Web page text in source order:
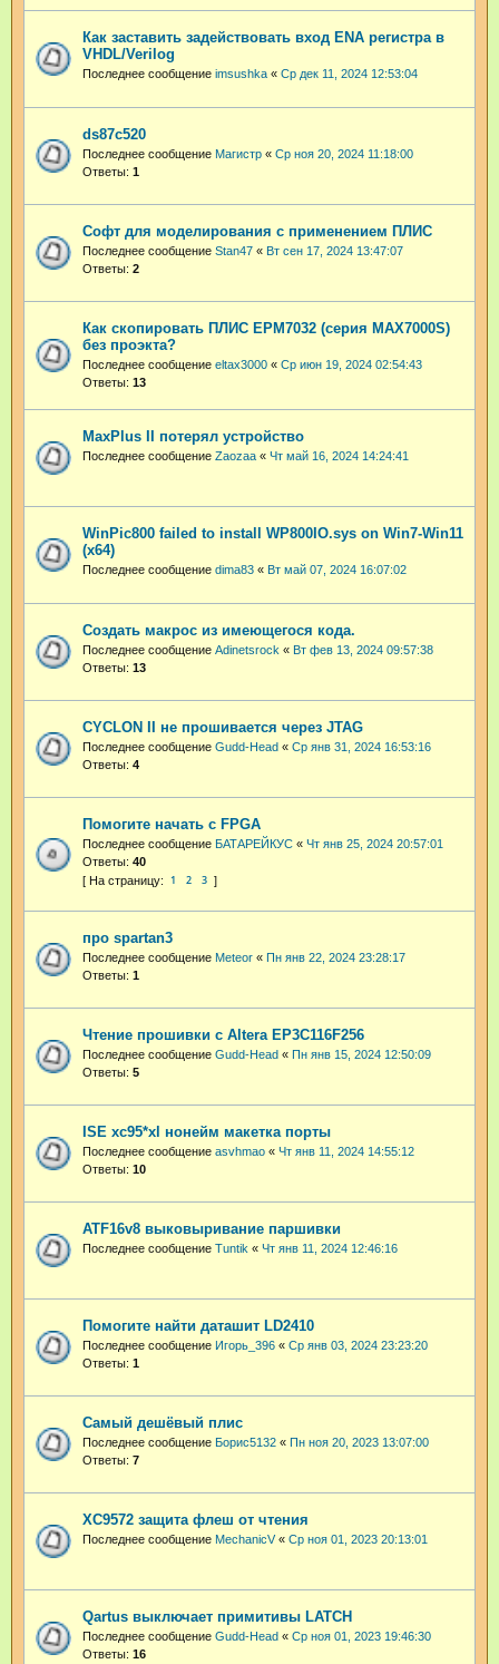
Как заставить задействовать вход ENA регистра в
VHDL/Verilog
Последнее сообщение imsushka « Ср дек 11, 2024 12:53:04
ds87c520
Последнее сообщение Магистр « Ср ноя 20, 2024 11:18:00
Ответы: 1
Софт для моделирования с применением ПЛИС
Последнее сообщение Stan47 « Вт сен 17, 2024 13:47:07
Ответы: 2
Как скопировать ПЛИС EPM7032 (серия MAX7000S)
без проэкта?
Последнее сообщение eltax3000 « Ср июн 19, 2024 02:54:43
Ответы: 13
MaxPlus II потерял устройство
Последнее сообщение Zaozaa « Чт май 16, 2024 14:24:41
WinPic800 failed to install WP800IO.sys on Win7-Win11
(x64)
Последнее сообщение dima83 « Вт май 07, 2024 16:07:02
Создать макрос из имеющегося кода.
Последнее сообщение Adinetsrock « Вт фев 13, 2024 09:57:38
Ответы: 13
CYCLON II не прошивается через JTAG
Последнее сообщение Gudd-Head « Ср янв 31, 2024 16:53:16
Ответы: 4
Помогите начать с FPGA
Последнее сообщение БАТАРЕЙКУС « Чт янв 25, 2024 20:57:01
Ответы: 40
1 2 3
про spartan3
Последнее сообщение Meteor « Пн янв 22, 2024 23:28:17
Ответы: 1
Чтение прошивки с Altera EP3C116F256
Последнее сообщение Gudd-Head « Пн янв 15, 2024 12:50:09
Ответы: 5
ISE xc95*xl нонейм макетка порты
Последнее сообщение asvhmao « Чт янв 11, 2024 14:55:12
Ответы: 10
ATF16v8 выковыривание паршивки
Последнее сообщение Tuntik « Чт янв 11, 2024 12:46:16
Помогите найти даташит LD2410
Последнее сообщение Игорь_396 « Ср янв 03, 2024 23:23:20
Ответы: 1
Самый дешёвый плис
Последнее сообщение Борис5132 « Пн ноя 20, 2023 13:07:00
Ответы: 7
XC9572 защита флеш от чтения
Последнее сообщение MechanicV« Ср ноя 01, 2023 20:13:01
Qartus выключает примитивы LATCH
Последнее сообщение Gudd-Head « Ср ноя 01, 2023 19:46:30
Ответы: 16